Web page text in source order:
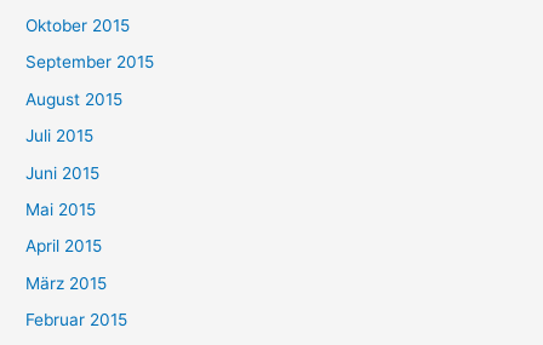
Oktober 2015
September 2015
August 2015
Juli 2015
Juni 2015
Mai 2015
April 2015
März 2015
Februar 2015